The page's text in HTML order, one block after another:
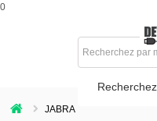
0
JABRA